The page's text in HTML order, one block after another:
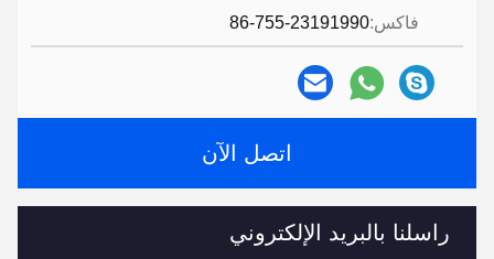
فاكس:86-755-23191990
اتصل الآن
راسلنا بالبريد الإلكتروني